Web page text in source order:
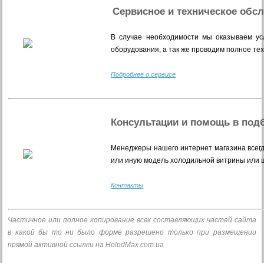
Сервисное и техническое
В случае необходимости мы оказываем
оборудования, а так же проводим полное
Подробнее о сервисе
Консультации и помощь в
Менеджеры нашего интернет магазина
или иную модель холодильной витрины или
Контакты
Частичное или полное копирование всех составляющих частей сайта
в какой бы то ни было форме разрешено только при размещении
прямой активной ссылки на HolodMax.com.ua